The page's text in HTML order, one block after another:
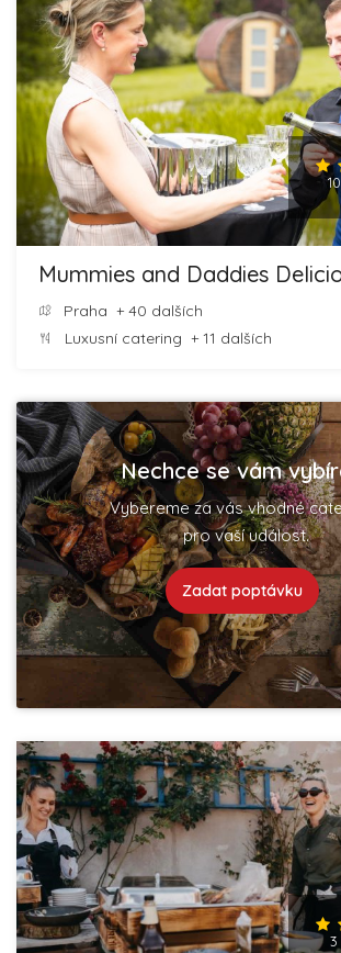
Praha + 40 dalších
Luxusní catering + 11 dalších
Nechce se vám
Vybereme za vás vhodné
pro vaší událost.
Zadat poptávku